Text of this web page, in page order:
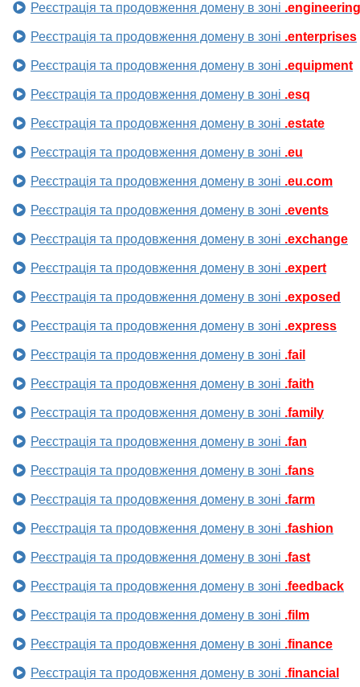
Реєстрація та продовження домену в зоні .engineering
Реєстрація та продовження домену в зоні .enterprises
Реєстрація та продовження домену в зоні .equipment
Реєстрація та продовження домену в зоні .esq
Реєстрація та продовження домену в зоні .estate
Реєстрація та продовження домену в зоні .eu
Реєстрація та продовження домену в зоні .eu.com
Реєстрація та продовження домену в зоні .events
Реєстрація та продовження домену в зоні .exchange
Реєстрація та продовження домену в зоні .expert
Реєстрація та продовження домену в зоні .exposed
Реєстрація та продовження домену в зоні .express
Реєстрація та продовження домену в зоні .fail
Реєстрація та продовження домену в зоні .faith
Реєстрація та продовження домену в зоні .family
Реєстрація та продовження домену в зоні .fan
Реєстрація та продовження домену в зоні .fans
Реєстрація та продовження домену в зоні .farm
Реєстрація та продовження домену в зоні .fashion
Реєстрація та продовження домену в зоні .fast
Реєстрація та продовження домену в зоні .feedback
Реєстрація та продовження домену в зоні .film
Реєстрація та продовження домену в зоні .finance
Реєстрація та продовження домену в зоні .financial